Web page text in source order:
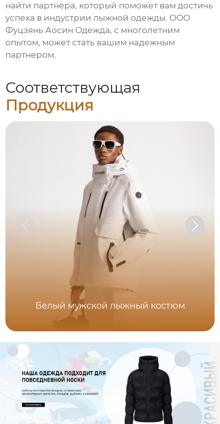
найти партнера, который поможет вам достичь
успеха в индустриилыжной одежды. ООО
Фуцзянь Аосин Одежда, с многолетним
опытом, может стать вашим надежным
партнером.
Соответствующая
Продукция
Белый мужской лыжный костюм